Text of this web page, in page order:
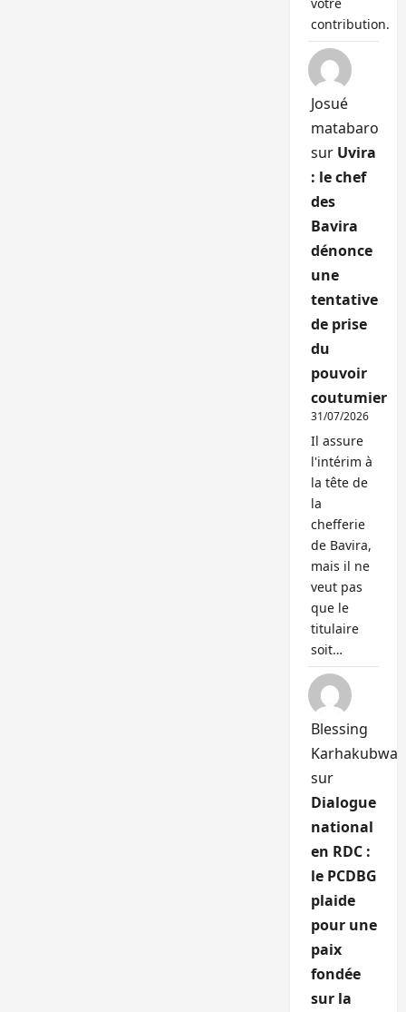
contribution.
Josué
matabaro
sur Uvira
: le chef
des
Bavira
dénonce
une
tentative
de prise
du
pouvoir
coutumier
31/07/2026
Il assure
l'intérim à
la tête de
la
chefferie
de Bavira,
mais il ne
veut pas
que le
titulaire
soit…
Blessing
Karhakubwa
sur
Dialogue
national
en RDC :
le PCDBG
plaide
pour une
paix
fondée
sur la